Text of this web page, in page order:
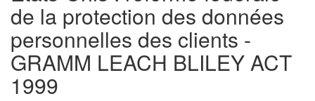
de la protection des données
personnelles des clients -
GRAMM LEACH BLILEY ACT
1999